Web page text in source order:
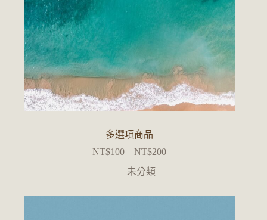
多選項商品
NT$100 – NT$200價
圍：
未分類